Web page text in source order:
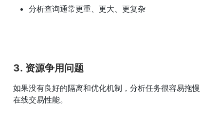
分析查询通常更重、更大、更复杂
3. 资源争用问题
如果没有良好的隔离和优化机制，分析任务很容易拖慢
在线交易性能。